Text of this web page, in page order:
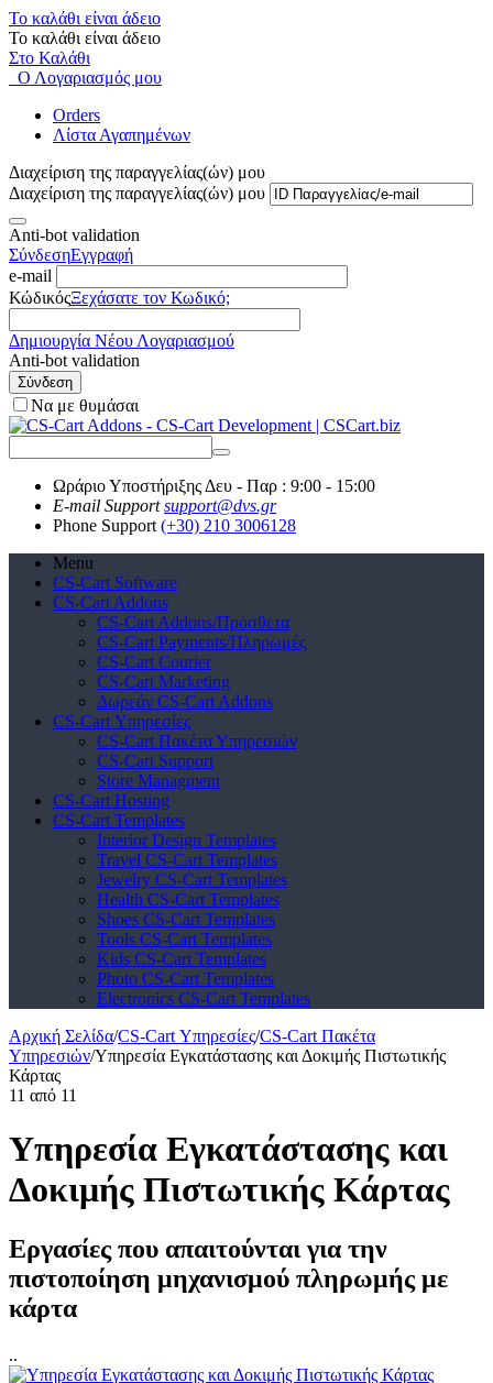
Το καλάθι είναι άδειο
Το καλάθι είναι άδειο
Στο Καλάθι
Ο Λογαριασμός μου
Orders
Λίστα Αγαπημένων
Διαχείριση της παραγγελίας(ών) μου
Διαχείριση της παραγγελίας(ών) μου
Anti-bot validation
ΣύνδεσηΕγγραφή
e-mail
ΚώδικόςΞεχάσατε τον Κωδικό;
Δημιουργία Νέου Λογαριασμού
Anti-bot validation
Σύνδεση
Να με θυμάσαι
Ωράριο Υποστήριξης Δευ - Παρ : 9:00 - 15:00
E-mail Support support@dvs.gr
Phone Support (+30) 210 3006128
Menu
CS-Cart Software
CS-Cart Addons
CS-Cart Addons/Πρόσθετα
CS-Cart Payments/Πληρωμές
CS-Cart Courier
CS-Cart Marketing
Δωρεάν CS-Cart Addons
CS-Cart Υπηρεσίες
CS-Cart Πακέτα Υπηρεσιών
CS-Cart Support
Store Managment
CS-Cart Hosting
CS-Cart Templates
Interior Design Templates
Travel CS-Cart Templates
Jewelry CS-Cart Templates
Health CS-Cart Templates
Shoes CS-Cart Templates
Tools CS-Cart Templates
Kids CS-Cart Templates
Photo CS-Cart Templates
Electronics CS-Cart Templates
Αρχική Σελίδα/CS-Cart Υπηρεσίες/CS-Cart Πακέτα
Υπηρεσιών/Υπηρεσία Εγκατάστασης και Δοκιμής Πιστωτικής
Κάρτας
11 από 11
Υπηρεσία Εγκατάστασης και
Δοκιμής Πιστωτικής Κάρτας
Εργασίες που απαιτούνται για την
πιστοποίηση μηχανισμού πληρωμής με
κάρτα
..